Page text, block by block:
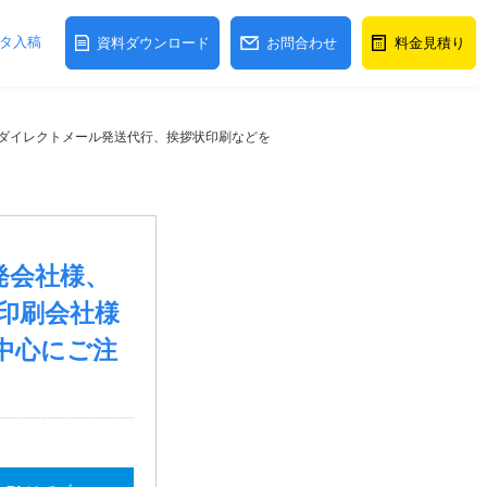
入稿 資料ダウンロード お問合わせ 料金見積り
イレクトメール発送代行、挨拶状印刷などを
社様、
刷会社様
心にご注